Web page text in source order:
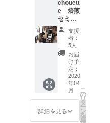
はペー
パード
リップ
用の中
挽きで
お送り
しま
す。 *限
定数を
設けて
おりま
援数が
の状態
をお選
びの方
は挽き
目の指
定があ
れば備
考欄に
お願い
しま
す。指
定がな
はペー
パード
しま
す。指
定がな
い場合
はペー
パード
リップ
用の中
挽きで
お送り
しま
す。 *サ
ブスク
リプ
100gず
つ
（コー
ヒー豆
はお任
せとな
りま
す。バ
ランス
良くお
送り致
しま
す。）
+ お店
chouett
e 焙煎
セミ
ナー 現
在
chouett
eのシェ
アロー
スター
を利用
する、
コー
ヒーイ
ベント
や
支援
者：
5人
お届
け予
定：
2020
年04
月
詳細を見る
こ
の
リ
タ
ー
ン
を
選